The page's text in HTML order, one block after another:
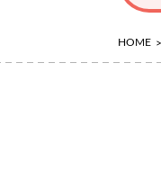
HOME